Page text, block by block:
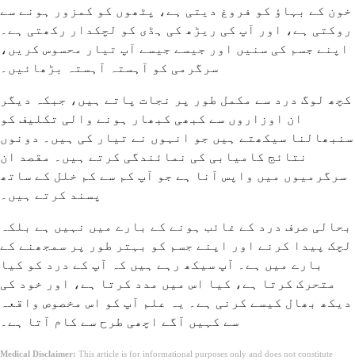
خون کے بہاؤ کو فروغ دیتی ہے، پٹھوں کو کمزور ہونے سے
روکتی ہے، اور آپ کی ریڑھ کی ہڈی کو لچکدار رکھتی ہے۔
اپنے جسم کی سنیں اور جیسے جیسے آپ تیار محسوس کریں،
سرگرمی کو آہستہ آہستہ بڑھائیں۔
کچھ لوگ درد سے مکمل طور پر نجات پاتے ہیں، جبکہ دیگر
ان اوزاروں سے کبھی کبھار ہونے والی تکلیف کو
سنبھالنا سیکھتے ہیں جو انہوں نے تیار کی ہیں۔ دونوں
نتائج کامیابی کی نمائندگی کرتے ہیں۔ مقصد ان
سرگرمیوں میں واپس آنا ہے جو آپ کم سے کم خلل کے ساتھ
پسند کرتے ہیں۔
بحالی صرف درد کے غائب ہونے کے بارے میں نہیں ہے بلکہ
لچک پیدا کرنے اور اپنے جسم کو بہتر طور پر سمجھنے کے
بارے میں ہے۔ آپ سیکھ رہے ہیں کہ آپ کے درد کو کیا
متحرک کرتا ہے، کیا اس میں مدد کرتا ہے، اور خود کی
دیکھ بھال کیسے کرنی ہے۔ یہ علم آپ کو اس مخصوص واقعہ
سے کہیں آگے اچھی طرح سے کام آتا ہے۔
Medical Disclaimer: This article is for informational purposes only and does not constitute